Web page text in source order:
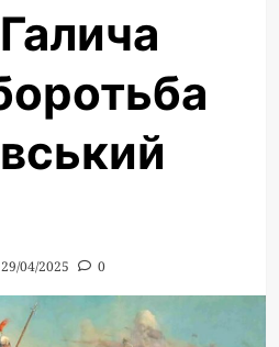
29/04/2025 0